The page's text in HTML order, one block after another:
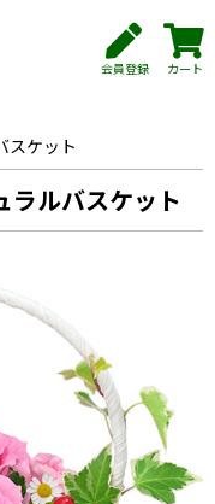
会員登録 カート
スケット
ラルバスケット